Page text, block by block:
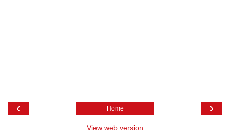
‹ ›
Home
View web version